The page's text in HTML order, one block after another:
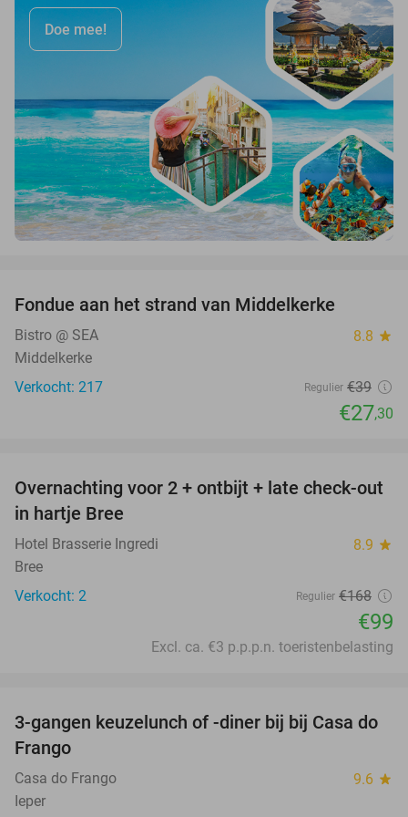
Doe mee!
Fondue aan het strand van Middelkerke
Bistro @ SEA 8.8 star
Middelkerke
Verkocht: 217
Regulier €39
€27,30
41%
TODAY
Overnachting voor 2 + ontbijt + late check-out
in hartje Bree
Hotel Brasserie Ingredi 8.9 star
Bree
Verkocht: 2
Regulier €168
€99
Excl. ca. €3 p.p.p.n. toeristenbelasting
34%
3-gangen keuzelunch of -diner bij bij Casa do
Frango
Casa do Frango 9.6 star
Ieper